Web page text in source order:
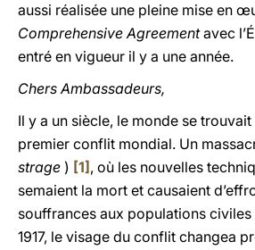
aussi réalisée une pleine mise en
Comprehensive Agreementavec
entré en vigueur il y a une année.
Chers Ambassadeurs,
Il y a un siècle, le monde se
premier conflit mondial. Un
strage ) [1] , où les nouvelles
semaient la mort et causaient
souffrances aux populations civiles
1917, le visage du conflit changea